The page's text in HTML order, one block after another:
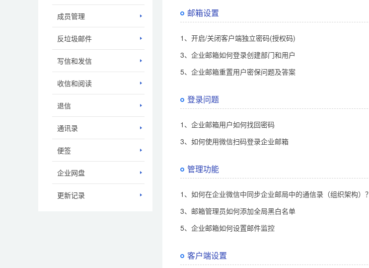
成员管理
反垃圾邮件
写信和发信
收信和阅读
退信
通讯录
便签
企业网盘
更新记录
邮箱设置
1、开启/关闭客户端独立密码(授权码)
3、企业邮箱如何登录创建部门和用户
5、企业邮箱重置用户密保问题及答案
登录问题
1、企业邮箱用户如何找回密码
3、如何使用微信扫码登录企业邮箱
管理功能
1、如何在企业微信中同步企业邮局中的通信录（组织架构）？
3、邮箱管理员如何添加全局黑白名单
5、企业邮箱如何设置邮件监控
客户端设置